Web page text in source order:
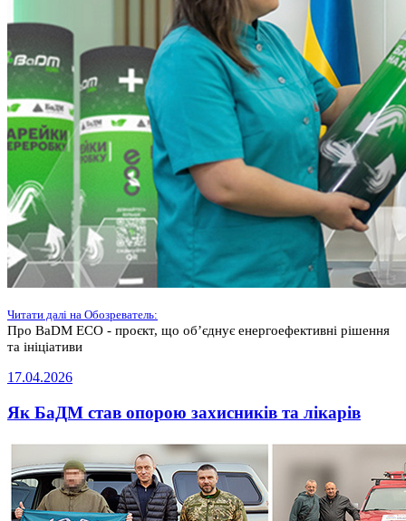
Читати далі на Обозреватель:
Про BaDM ECO - проєкт, що об’єднує енергоефективні рішення
та ініціативи
17.04.2026
Як БаДМ став опорою захисників та лікарів